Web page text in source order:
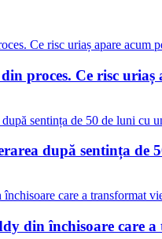
proces. Ce risc
după sentința de
din închisoare care